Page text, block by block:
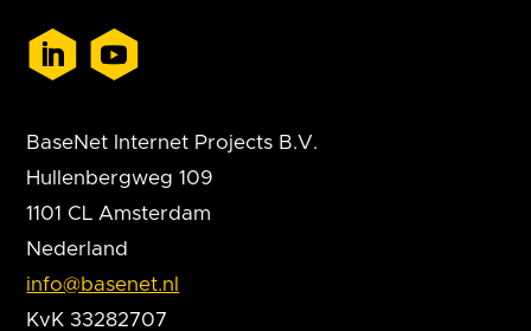
BaseNet Internet Projects B.V.
Hullenbergweg 109
1101 CL Amsterdam
Nederland
info@basenet.nl
KvK 33282707